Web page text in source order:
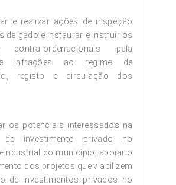
e realizar ações de inspeção
de gado e instaurar e instruir os
contra-ordenacionais pela
infrações ao regime de
registo e circulação dos
os potenciais interessados na
de investimento privado no
industrial do município, apoiar o
dos projetos que viabilizem
de investimentos privados no